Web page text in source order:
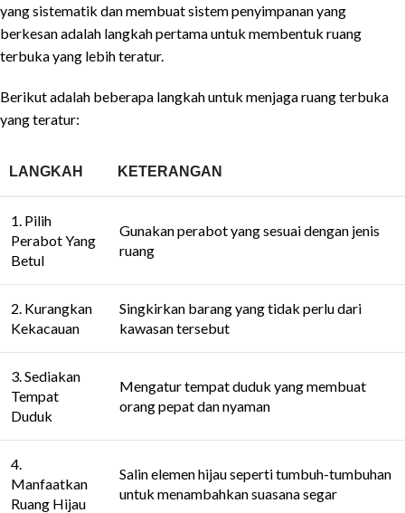
yang sistematik dan membuat sistem penyimpanan yang
berkesan adalah langkah pertama untuk membentuk ruang
terbuka yang lebih teratur.
Berikut adalah beberapa langkah untuk menjaga ruang terbuka
yang teratur:
LANGKAH KETERANGAN
1. Pilih
Perabot Yang
Betul
Gunakan perabot yang sesuai dengan jenis
ruang
2. Kurangkan
Kekacauan
Singkirkan barang yang tidak perlu dari
kawasan tersebut
3. Sediakan
Tempat
Duduk
Mengatur tempat duduk yang membuat
orang pepat dan nyaman
4.
Manfaatkan
Ruang Hijau
Salin elemen hijau seperti tumbuh-tumbuhan
untuk menambahkan suasana segar